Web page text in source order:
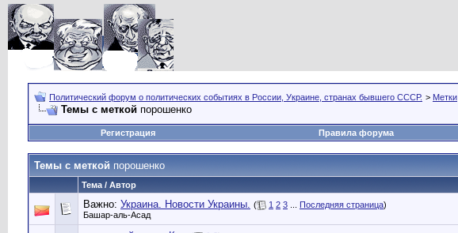
Политический форум о политических событиях в России, Украине, странах бывшего СССР. > Метки
Темы с меткой порошенко
Регистрация Правила форума
Темы с меткой порошенко
Тема / Автор
Важно: Украина. Новости Украины. ( 1 2 3 Последняя страница)
Башар-аль-Асад